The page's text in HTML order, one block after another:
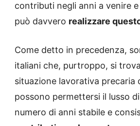
contributi negli anni a venire
può davvero realizzare
Come detto in precedenza,
italiani che, purtroppo, si
situazione lavorativa precaria
possono permettersi il lusso
numero di anni stabile e